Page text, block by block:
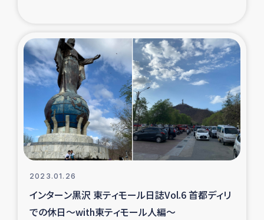
デニヤヤ小規模紅茶農家支援
コーヒー生産者支援
アイナロ県マウベシ郡でのコーヒー畑改善事業
ベイルート大規模爆発被災者支援
アグロフォレストリー（カカオ）事業
2023.01.26
インターン黒沢 東ティモール日誌Vol.6 首都ディリ
での休日～with東ティモール人編～